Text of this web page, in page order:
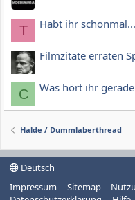
T Habt ihr
Filmzitate erraten
C Was hört ihr
Halde / Dummlaberthread
Deutsch
Impressum
Sitemap